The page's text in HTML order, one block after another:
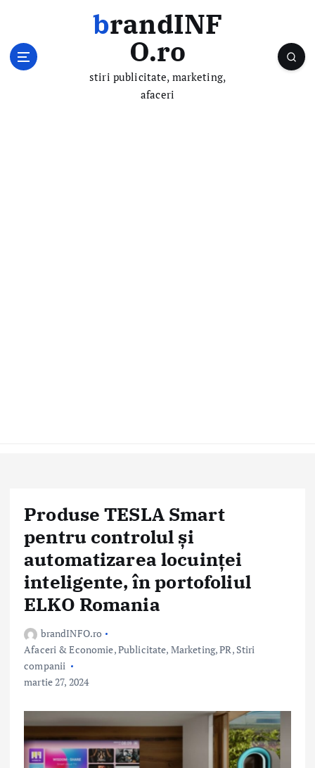
brandINF
O.ro
stiri publicitate, marketing,
afaceri
Produse TESLA Smart
pentru controlul și
automatizarea locuinței
inteligente, în portofoliul
ELKO Romania
brandINFO.ro
Afaceri & Economie,Publicitate, Marketing, PR, Stiri
companii
martie 27, 2024